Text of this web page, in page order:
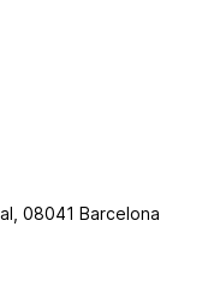
08041 Barcelona